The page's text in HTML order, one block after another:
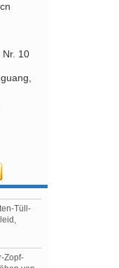
Nr. 10
für die
Bügel
Tüll-
von